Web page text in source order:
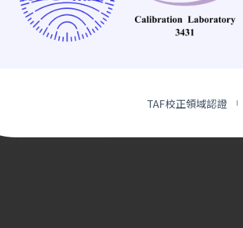
專業技術
驗工程師，
器與模組結
廠品質的精密
完整報告&可信實績
廠（嘉聯益、旺矽、台郡
TAF校正領域認證